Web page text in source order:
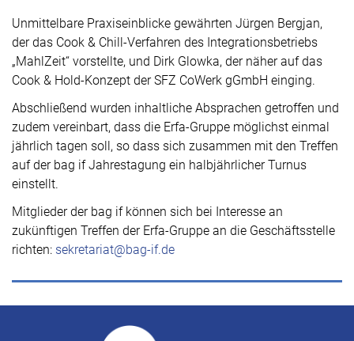
Unmittelbare Praxiseinblicke gewährten Jürgen Bergjan,
der das Cook & Chill-Verfahren des Integrationsbetriebs
„MahlZeit“ vorstellte, und Dirk Glowka, der näher auf das
Cook & Hold-Konzept der SFZ CoWerk gGmbH einging.
Abschließend wurden inhaltliche Absprachen getroffen und
zudem vereinbart, dass die Erfa-Gruppe möglichst einmal
jährlich tagen soll, so dass sich zusammen mit den Treffen
auf der bag if Jahrestagung ein halbjährlicher Turnus
einstellt.
Mitglieder der bag if können sich bei Interesse an
zukünftigen Treffen der Erfa-Gruppe an die Geschäftsstelle
richten: sekretariat@bag-if.de